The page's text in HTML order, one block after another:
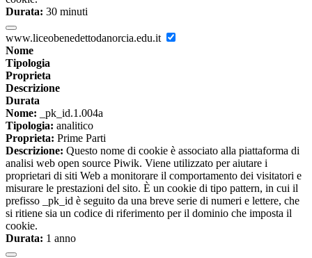
Durata: 30 minuti
www.liceobenedettodanorcia.edu.it
Nome
Tipologia
Proprieta
Descrizione
Durata
Nome: _pk_id.1.004a
Tipologia: analitico
Proprieta: Prime Parti
Descrizione: Questo nome di cookie è associato alla piattaforma di
analisi web open source Piwik. Viene utilizzato per aiutare i
proprietari di siti Web a monitorare il comportamento dei visitatori e
misurare le prestazioni del sito. È un cookie di tipo pattern, in cui il
prefisso _pk_id è seguito da una breve serie di numeri e lettere, che
si ritiene sia un codice di riferimento per il dominio che imposta il
cookie.
Durata: 1 anno